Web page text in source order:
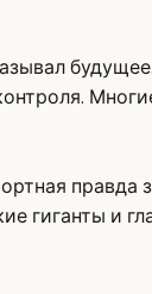
гиганты и